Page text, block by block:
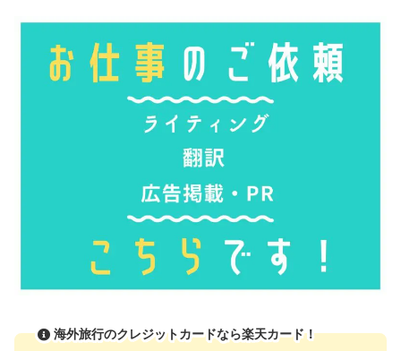
海外旅行のクレジットカードなら楽天カード！